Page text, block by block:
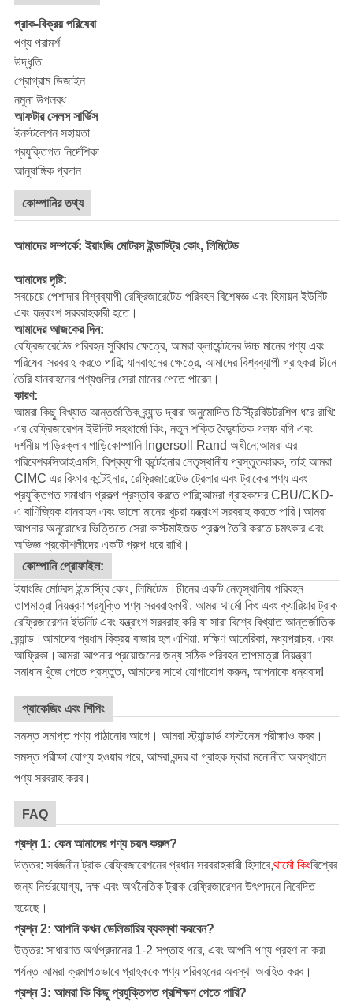
প্রাক-বিক্রয় পরিষেবা
পণ্য পরামর্শ
উদ্ধৃতি
প্রোগ্রাম ডিজাইন
নমুনা উপলব্ধ
আফটার সেলস সার্ভিস
ইনস্টলেশন সহায়তা
প্রযুক্তিগত নির্দেশিকা
আনুষাঙ্গিক প্রদান
কোম্পানির তথ্য
আমাদের সম্পর্কে: ইয়াংজি মোটরস ইন্ডাস্ট্রি কোং, লিমিটেড
আমাদের দৃষ্টি:
সবচেয়ে পেশাদার বিশ্বব্যাপী রেফ্রিজারেটেড পরিবহন বিশেষজ্ঞ এবং হিমায়ন ইউনিট
এবং যন্ত্রাংশ সরবরাহকারী হতে।
আমাদের আজকের দিন:
রেফ্রিজারেটেড পরিবহন সুবিধার ক্ষেত্রে, আমরা ক্লায়েন্টদের উচ্চ মানের পণ্য এবং
পরিষেবা সরবরাহ করতে পারি; যানবাহনের ক্ষেত্রে, আমাদের বিশ্বব্যাপী গ্রাহকরা চীনে
তৈরি যানবাহনের পণ্যগুলির সেরা মানের পেতে পারেন।
কারণ:
আমরা কিছু বিখ্যাত আন্তর্জাতিক ব্র্যান্ড দ্বারা অনুমোদিত ডিস্ট্রিবিউটরশিপ ধরে রাখি:
এর রেফ্রিজারেশন ইউনিট সহথার্মো কিং, নতুন শক্তি বৈদ্যুতিক গলফ বগি এবং
দর্শনীয় গাড়িরক্লাব গাড়িকোম্পানি Ingersoll Rand অধীনে;আমরা এর
পরিবেশকসিআইএমসি, বিশ্বব্যাপী কন্টেইনার নেতৃস্থানীয় প্রস্তুতকারক, তাই আমরা
CIMC এর রিফার কন্টেইনার, রেফ্রিজারেটেড ট্রেলার এবং ট্রাকের পণ্য এবং
প্রযুক্তিগত সমাধান প্রকল্প প্রস্তাব করতে পারি;আমরা গ্রাহকদের CBU/CKD-
এ বাণিজ্যিক যানবাহন এবং ভালো মানের খুচরা যন্ত্রাংশ সরবরাহ করতে পারি। আমরা
আপনার অনুরোধের ভিত্তিতে সেরা কাস্টমাইজড প্রকল্প তৈরি করতে চমৎকার এবং
অভিজ্ঞ প্রকৌশলীদের একটি গ্রুপ ধরে রাখি।
কোম্পানি প্রোফাইল:
ইয়াংজি মোটরস ইন্ডাস্ট্রি কোং, লিমিটেড।চীনের একটি নেতৃস্থানীয় পরিবহন
তাপমাত্রা নিয়ন্ত্রণ প্রযুক্তি পণ্য সরবরাহকারী, আমরা থার্মো কিং এবং ক্যারিয়ার ট্রাক
রেফ্রিজারেশন ইউনিট এবং যন্ত্রাংশ সরবরাহ করি যা সারা বিশ্বে বিখ্যাত আন্তর্জাতিক
ব্র্যান্ড।আমাদের প্রধান বিক্রয় বাজার হল এশিয়া, দক্ষিণ আমেরিকা, মধ্যপ্রাচ্য, এবং
আফ্রিকা।আমরা আপনার প্রয়োজনের জন্য সঠিক পরিবহন তাপমাত্রা নিয়ন্ত্রণ
সমাধান খুঁজে পেতে প্রস্তুত, আমাদের সাথে যোগাযোগ করুন, আপনাকে ধন্যবাদ!
প্যাকেজিং এবং শিপিং
সমস্ত সমাপ্ত পণ্য পাঠানোর আগে। আমরা স্ট্যান্ডার্ড ফাস্টনেস পরীক্ষাও করব।
সমস্ত পরীক্ষা যোগ্য হওয়ার পরে, আমরা বন্দর বা গ্রাহক দ্বারা মনোনীত অবস্থানে
পণ্য সরবরাহ করব।
FAQ
প্রশ্ন 1: কেন আমাদের পণ্য চয়ন করুন?
উত্তর: সর্বজনীন ট্রাক রেফ্রিজারেশনের প্রধান সরবরাহকারী হিসাবে,থার্মো কিংবিশ্বের
জন্য নির্ভরযোগ্য, দক্ষ এবং অর্থনৈতিক ট্রাক রেফ্রিজারেশন উৎপাদনে নিবেদিত
হয়েছে।
প্রশ্ন 2: আপনি কখন ডেলিভারির ব্যবস্থা করবেন?
উত্তর: সাধারণত অর্থপ্রদানের 1-2 সপ্তাহ পরে, এবং আপনি পণ্য গ্রহণ না করা
পর্যন্ত আমরা ক্রমাগতভাবে গ্রাহককে পণ্য পরিবহনের অবস্থা অবহিত করব।
প্রশ্ন 3: আমরা কি কিছু প্রযুক্তিগত প্রশিক্ষণ পেতে পারি?